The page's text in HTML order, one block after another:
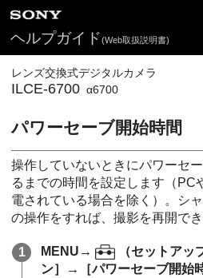
ヘルプガイド(Web取扱説明書)
レンズ交換式デジタルカメラ
ILCE-6700 α6700
パワーセーブ開始時間
操作していないときにパワーセ
るまでの時間を設定します（PC
電されている場合を除く）。シ
の操作をすれば、撮影を再開でき
MENU → （セットアッ
ン］
→ ［パワーセーブ開始